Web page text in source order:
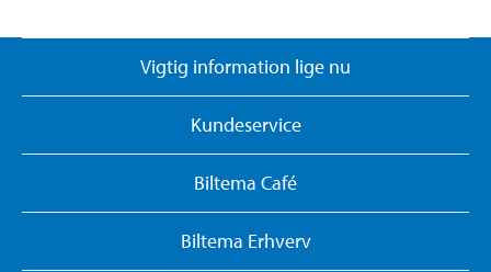
Vigtig information lige nu
Kundeservice
Biltema Café
Biltema Erhverv